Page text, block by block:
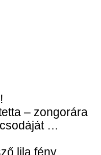
– zongorára
…
lila fény